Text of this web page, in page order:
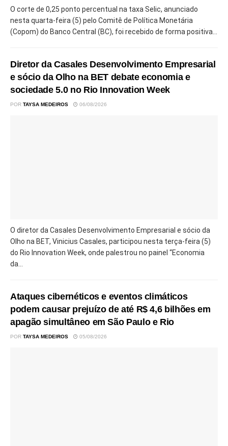
O corte de 0,25 ponto percentual na taxa Selic, anunciado
nesta quarta-feira (5) pelo Comitê de Política Monetária
(Copom) do Banco Central (BC), foi recebido de forma positiva...
Diretor da Casales Desenvolvimento Empresarial
e sócio da Olho na BET debate economia e
sociedade 5.0 no Rio Innovation Week
POR TAYSA MEDEIROS 06/08/2026
O diretor da Casales Desenvolvimento Empresarial e sócio da
Olho na BET, Vinicius Casales, participou nesta terça-feira (5)
do Rio Innovation Week, onde palestrou no painel “Economia
da...
Ataques cibernéticos e eventos climáticos
podem causar prejuízo de até R$ 4,6 bilhões em
apagão simultâneo em São Paulo e Rio
POR TAYSA MEDEIROS 05/08/2026